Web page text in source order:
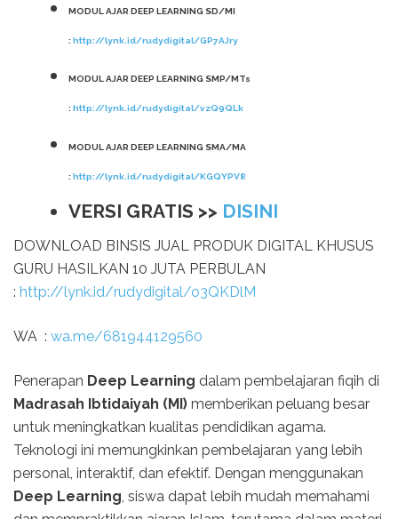
MODUL AJAR DEEP LEARNING SD/MI
:http://lynk.id/rudydigital/GP7AJry
MODUL AJAR DEEP LEARNING SMP/MTs
:http://lynk.id/rudydigital/vzQ9QLk
MODUL AJAR DEEP LEARNING SMA/MA
:http://lynk.id/rudydigital/KGQYPV8
VERSI GRATIS >> DISINI
DOWNLOAD BINSIS JUAL PRODUK DIGITAL KHUSUS
GURU HASILKAN 10 JUTA PERBULAN
: http://lynk.id/rudydigital/o3QKDlM
WA : wa.me/681944129560
Penerapan Deep Learning dalam pembelajaran fiqih di
Madrasah Ibtidaiyah (MI) memberikan peluang besar
untuk meningkatkan kualitas pendidikan agama.
Teknologi ini memungkinkan pembelajaran yang lebih
personal, interaktif, dan efektif. Dengan menggunakan
Deep Learning, siswa dapat lebih mudah memahami